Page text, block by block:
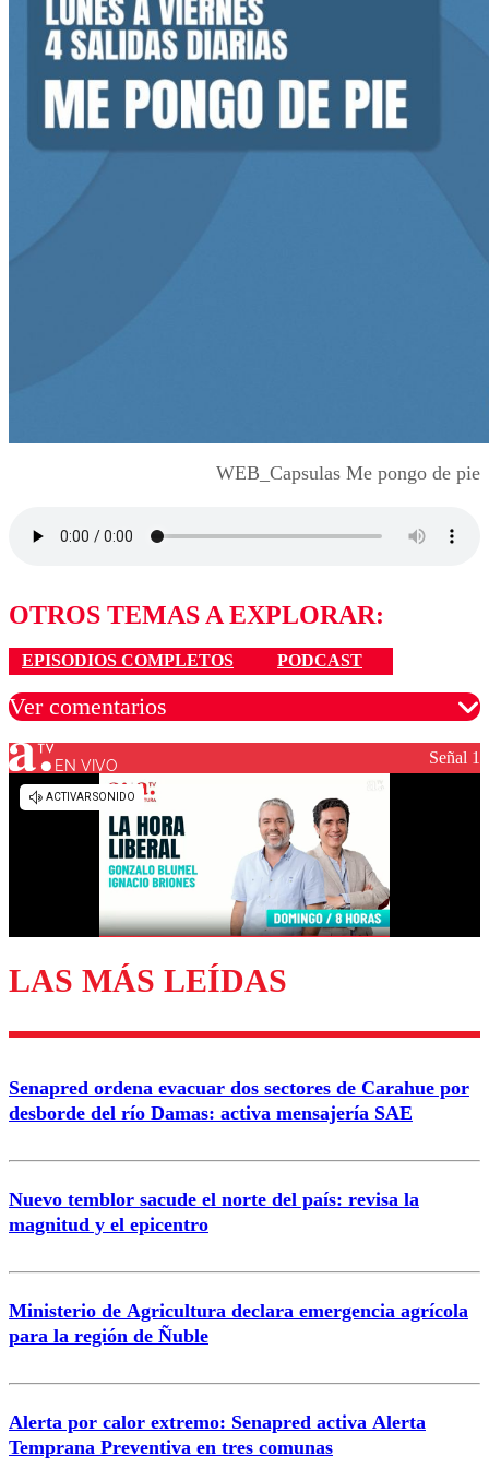
WEB_Capsulas Me pongo de pie
OTROS TEMAS A EXPLORAR:
EPISODIOS COMPLETOS PODCAST
Ver comentarios
Los comentarios son moderados para garantizar un
diálogo respetuoso.
Enviar comentario
EN VIVO Señal 1
LAS MÁS LEÍDAS
Senapred ordena evacuar dos sectores de Carahue por
desborde del río Damas: activa mensajería SAE
Nuevo temblor sacude el norte del país: revisa la
magnitud y el epicentro
Ministerio de Agricultura declara emergencia agrícola
para la región de Ñuble
Alerta por calor extremo: Senapred activa Alerta
Temprana Preventiva en tres comunas